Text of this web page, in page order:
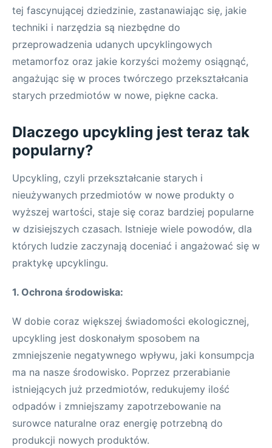
tej fascynującej dziedzinie, zastanawiając się, jakie
techniki i narzędzia są niezbędne do
przeprowadzenia udanych upcyklingowych
metamorfoz oraz jakie korzyści możemy osiągnąć,
angażując się w proces twórczego przekształcania
starych przedmiotów w nowe, piękne cacka.
Dlaczego upcykling jest teraz tak
popularny?
Upcykling, czyli przekształcanie starych i
nieużywanych przedmiotów w nowe produkty o
wyższej wartości, staje się coraz bardziej popularne
w dzisiejszych czasach. Istnieje wiele powodów, dla
których ludzie zaczynają doceniać i angażować się w
praktykę upcyklingu.
1. Ochrona środowiska:
W dobie coraz większej świadomości ekologicznej,
upcykling jest doskonałym sposobem na
zmniejszenie negatywnego wpływu, jaki konsumpcja
ma na nasze środowisko. Poprzez przerabianie
istniejących już przedmiotów, redukujemy ilość
odpadów i zmniejszamy zapotrzebowanie na
surowce naturalne oraz energię potrzebną do
produkcji nowych produktów.